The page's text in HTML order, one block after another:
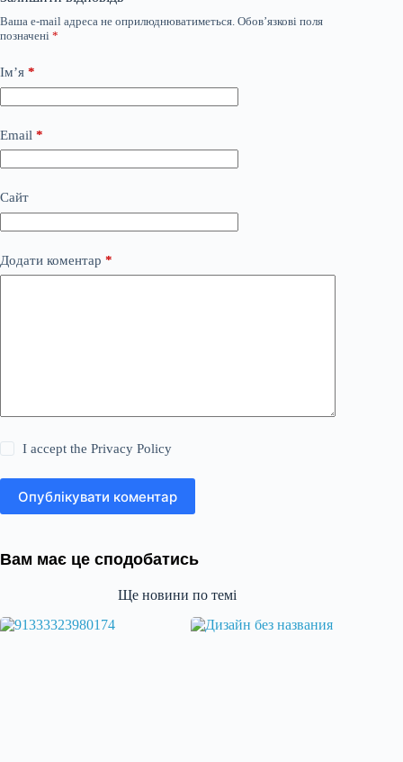
Ваша e-mail адреса не оприлюднюватиметься. Обов’язкові поля
позначені *
Ім’я *
Email *
Сайт
Додати коментар *
I accept thePrivacy Policy
Опублікувати коментар
Вам має це сподобатись
Ще новини по темі